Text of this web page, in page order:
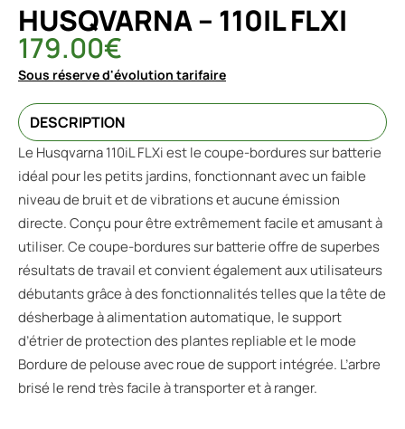
HUSQVARNA – 110IL FLXI
179.00€
Sous réserve d'évolution tarifaire
DESCRIPTION
Le Husqvarna 110iL FLXi est le coupe-bordures sur batterie
idéal pour les petits jardins, fonctionnant avec un faible
niveau de bruit et de vibrations et aucune émission
directe. Conçu pour être extrêmement facile et amusant à
utiliser. Ce coupe-bordures sur batterie offre de superbes
résultats de travail et convient également aux utilisateurs
débutants grâce à des fonctionnalités telles que la tête de
désherbage à alimentation automatique, le support
d’étrier de protection des plantes repliable et le mode
Bordure de pelouse avec roue de support intégrée. L’arbre
brisé le rend très facile à transporter et à ranger.